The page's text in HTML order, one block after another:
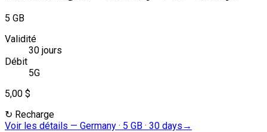
5 GB
Validité
30 jours
Débit
5G
5,00 $
↻ Recharge
Voir les détails — Germany · 5 GB · 30 days →